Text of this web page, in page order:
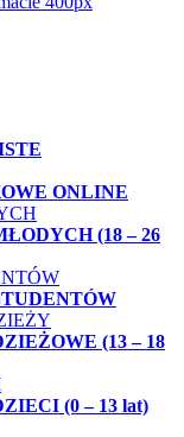
ONLINE
(18 – 26
(13 – 18
(0 – 13 lat)